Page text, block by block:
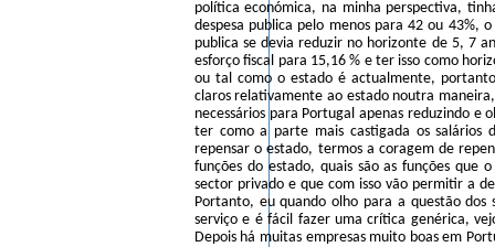
política económica, na minha perspectiva,
despesa publica pelo menos para 42 ou 43%,
publica se devia reduzir no horizonte de 5, 7
esforço fiscal para 15,16 % e ter isso como
ou tal como o estado é actualmente,
claros relativamente ao estado noutra
necessários para Portugal apenas reduzindo e
ter como a parte mais castigada os salários
repensar o estado, termos a coragem de
funções do estado, quais são as funções que
sector privado e que com isso vão permitir a
Portanto, eu quando olho para a questão dos
serviço e é fácil fazer uma crítica genérica,
Depois há muitas empresas muito boas em